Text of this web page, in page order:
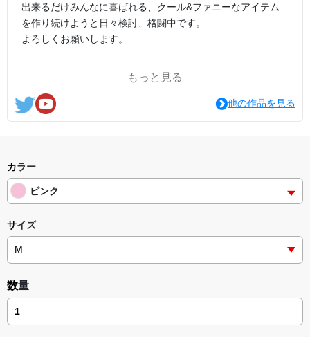
出来るだけみんなに喜ばれる、クール&ファニーなアイテム
を作り続けようと日々検討、格闘中です。
よろしくお願いします。
ここの他にも『日日彼是色々面白可笑し。IN SUZURI』や
nichinichioo by BASE にも展開中。
コチラもよろしくお願いします。
もっと見る
他の作品を見る
カラー
ピンク
サイズ
数量